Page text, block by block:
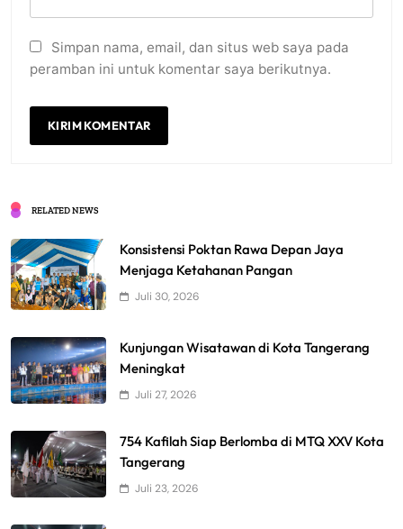
Simpan nama, email, dan situs web saya pada
peramban ini untuk komentar saya berikutnya.
RELATED NEWS
Konsistensi Poktan Rawa Depan Jaya
Menjaga Ketahanan Pangan
Juli 30, 2026
Kunjungan Wisatawan di Kota Tangerang
Meningkat
Juli 27, 2026
754 Kafilah Siap Berlomba di MTQ XXV Kota
Tangerang
Juli 23, 2026